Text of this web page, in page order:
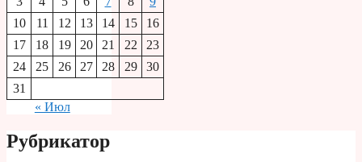
10
11 12 13 14 15
16
17
18 19 20 21 22
23
24
25 26 27 28 29
30
31
« Июл
Рубрикатор